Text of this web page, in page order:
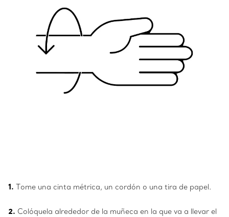
1. Tome una cinta métrica, un cordón o una tira de papel.
2. Colóquela alrededor de la muñeca en la que va a llevar el